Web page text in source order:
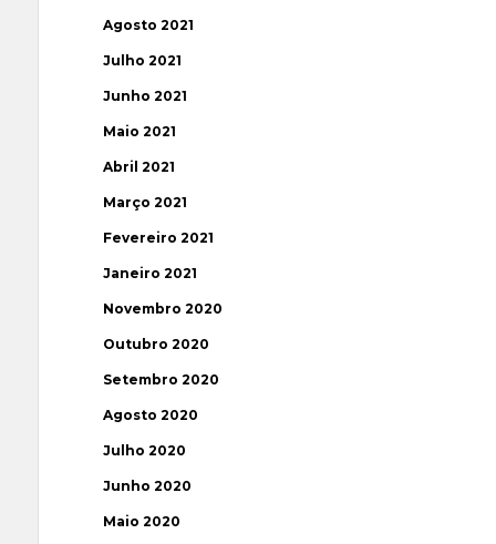
Agosto 2021
Julho 2021
Junho 2021
Maio 2021
Abril 2021
Março 2021
Fevereiro 2021
Janeiro 2021
Novembro 2020
Outubro 2020
Setembro 2020
Agosto 2020
Julho 2020
Junho 2020
Maio 2020